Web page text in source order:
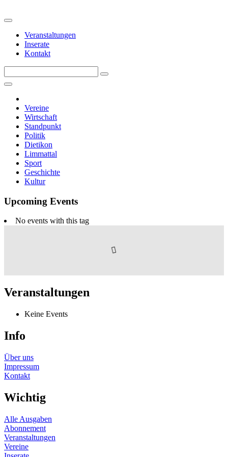
Veranstaltungen
Inserate
Kontakt
Vereine
Wirtschaft
Standpunkt
Politik
Dietikon
Limmattal
Sport
Geschichte
Kultur
Upcoming Events
No events with this tag
Veranstaltungen
Keine Events
Info
Über uns
Impressum
Kontakt
Wichtig
Alle Ausgaben
Abonnement
Veranstaltungen
Vereine